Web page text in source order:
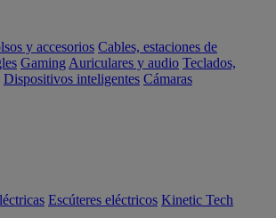
y accesorios Cables, estaciones de
Gaming Auriculares y audio Teclados,
Dispositivos inteligentes Cámaras
Escúteres eléctricos Kinetic Tech